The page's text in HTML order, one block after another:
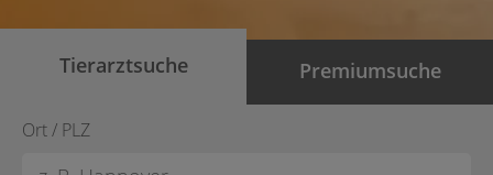
Tierarztsuche Premiumsuche
Ort / PLZ